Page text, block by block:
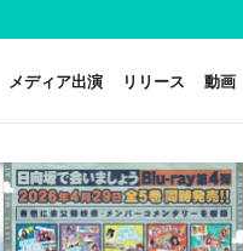
メディア出演 リリース 動画